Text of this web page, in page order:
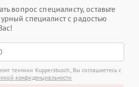
вопрос специалисту, оставьте
специалист с радостью
техники Kuppersbusch, Вы соглашаетесь с
конфиденциальности